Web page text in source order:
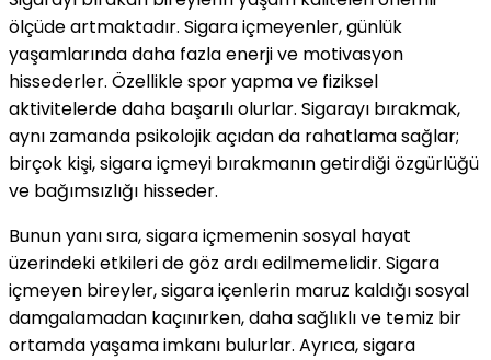
ölçüde artmaktadır. Sigara içmeyenler, günlük
yaşamlarında daha fazla enerji ve motivasyon
hissederler. Özellikle spor yapma ve fiziksel
aktivitelerde daha başarılı olurlar. Sigarayı bırakmak,
aynı zamanda psikolojik açıdan da rahatlama sağlar;
birçok kişi, sigara içmeyi bırakmanın getirdiği özgürlüğü
ve bağımsızlığı hisseder.
Bunun yanı sıra, sigara içmemenin sosyal hayat
üzerindeki etkileri de göz ardı edilmemelidir. Sigara
içmeyen bireyler, sigara içenlerin maruz kaldığı sosyal
damgalamadan kaçınırken, daha sağlıklı ve temiz bir
ortamda yaşama imkanı bulurlar. Ayrıca, sigara